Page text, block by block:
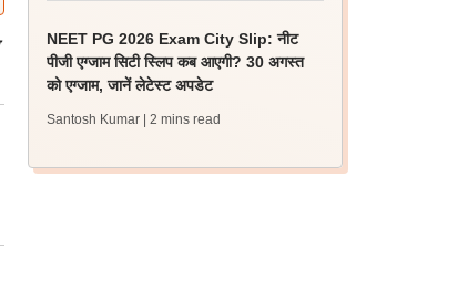
NEET PG 2026 Exam City Slip: नीट
पीजी एग्जाम सिटी स्लिप कब आएगी? 30 अगस्त
को एग्जाम, जानें लेटेस्ट अपडेट
Santosh Kumar | 2 mins read